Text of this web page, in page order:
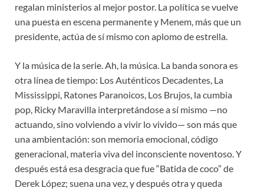
regalan ministerios al mejor postor. La política se vuelve
una puesta en escena permanente y Menem, más que un
presidente, actúa de sí mismo con aplomo de estrella.
Y la música de la serie. Ah, la música. La banda sonora es
otra línea de tiempo: Los Auténticos Decadentes, La
Mississippi, Ratones Paranoicos, Los Brujos, la cumbia
pop, Ricky Maravilla interpretándose a sí mismo —no
actuando, sino volviendo a vivir lo vivido— son más que
una ambientación: son memoria emocional, código
generacional, materia viva del inconsciente noventoso. Y
después está esa desgracia que fue “Batida de coco” de
Derek López; suena una vez, y después otra y queda